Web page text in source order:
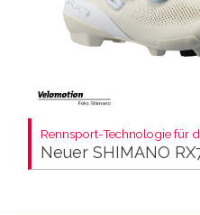
Rennsport-Technologie für
Neuer SHIMANO